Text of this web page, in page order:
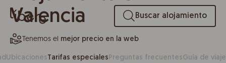
Buscar alojamiento
Valencia
Tenemos el mejor precio en la web
UbicacionesTarifas especialesPreguntas frecuentesGuía de viaje